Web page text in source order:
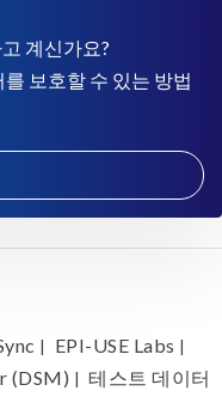
계신가요?
보호할 수 있는 방법
EPI-USE Labs
(DSM)
테스트 데이터